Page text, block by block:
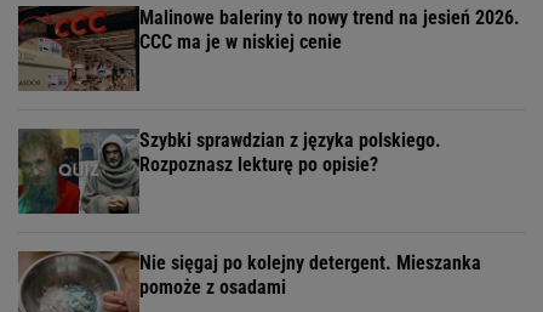
Malinowe baleriny to nowy trend na jesień 2026.
CCC ma je w niskiej cenie
Szybki sprawdzian z języka polskiego.
Rozpoznasz lekturę po opisie?
Nie sięgaj po kolejny detergent. Mieszanka
pomoże z osadami